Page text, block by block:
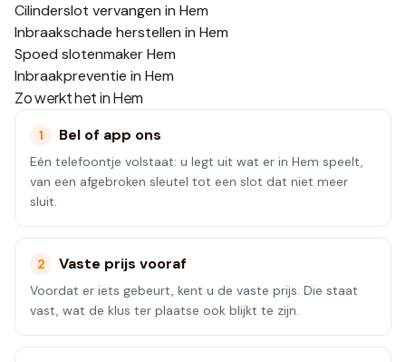
Cilinderslot vervangen in Hem
Inbraakschade herstellen in Hem
Spoed slotenmaker Hem
Inbraakpreventie in Hem
Zo werkt het inHem
1 Bel of app ons
Eén telefoontje volstaat: u legt uit wat er in Hem speelt,
van een afgebroken sleutel tot een slot dat niet meer
sluit.
2 Vaste prijs vooraf
Voordat er iets gebeurt, kent u de vaste prijs. Die staat
vast, wat de klus ter plaatse ook blijkt te zijn.